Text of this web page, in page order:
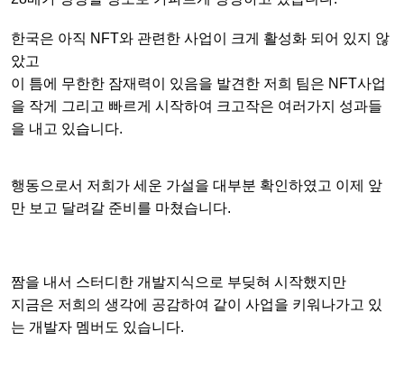
한국은 아직 NFT와 관련한 사업이 크게 활성화 되어 있지 않
았고
이 틈에 무한한 잠재력이 있음을 발견한 저희 팀은 NFT사업
을 작게 그리고 빠르게 시작하여 크고작은 여러가지 성과들
을 내고 있습니다.
행동으로서 저희가 세운 가설을 대부분 확인하였고 이제 앞
만 보고 달려갈 준비를 마쳤습니다.
짬을 내서 스터디한 개발지식으로 부딪혀 시작했지만
지금은 저희의 생각에 공감하여 같이 사업을 키워나가고 있
는 개발자 멤버도 있습니다.